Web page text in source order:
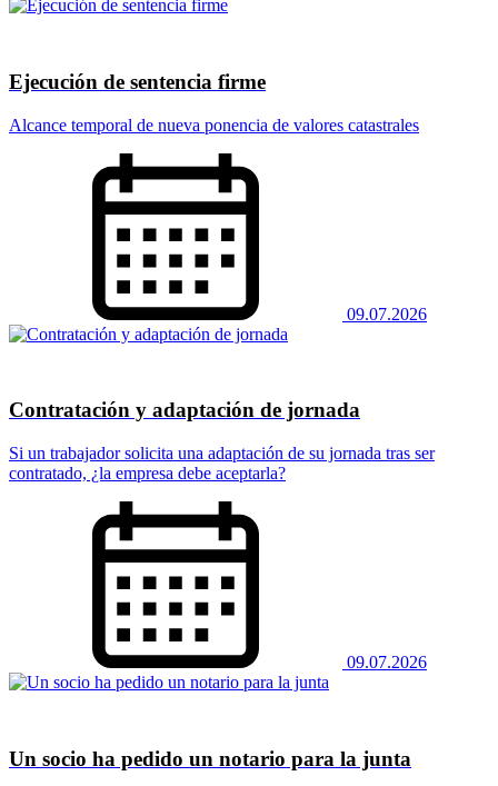
Ejecución de sentencia firme
Alcance temporal de nueva ponencia de valores catastrales
09.07.2026
Contratación y adaptación de jornada
Si un trabajador solicita una adaptación de su jornada tras ser
contratado, ¿la empresa debe aceptarla?
09.07.2026
Un socio ha pedido un notario para la junta